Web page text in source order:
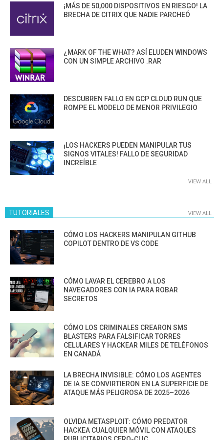
¡MÁS DE 50,000 DISPOSITIVOS EN RIESGO! LA
BRECHA DE CITRIX QUE NADIE PARCHEÓ
¿MARK OF THE WHAT? ASÍ ELUDEN WINDOWS
CON UN SIMPLE ARCHIVO .RAR
DESCUBREN FALLO EN GCP CLOUD RUN QUE
ROMPE EL MODELO DE MENOR PRIVILEGIO
¡LOS HACKERS PUEDEN MANIPULAR TUS
SIGNOS VITALES! FALLO DE SEGURIDAD
INCREÍBLE
VIEW ALL
TUTORIALES VIEW ALL
CÓMO LOS HACKERS MANIPULAN GITHUB
COPILOT DENTRO DE VS CODE
CÓMO LAVAR EL CEREBRO A LOS
NAVEGADORES CON IA PARA ROBAR
SECRETOS
CÓMO LOS CRIMINALES CREARON SMS
BLASTERS PARA FALSIFICAR TORRES
CELULARES Y HACKEAR MILES DE TELÉFONOS
EN CANADÁ
LA BRECHA INVISIBLE: CÓMO LOS AGENTES
DE IA SE CONVIRTIERON EN LA SUPERFICIE DE
ATAQUE MÁS PELIGROSA DE 2025–2026
OLVIDA METASPLOIT: CÓMO PREDATOR
HACKEA CUALQUIER MÓVIL CON ATAQUES